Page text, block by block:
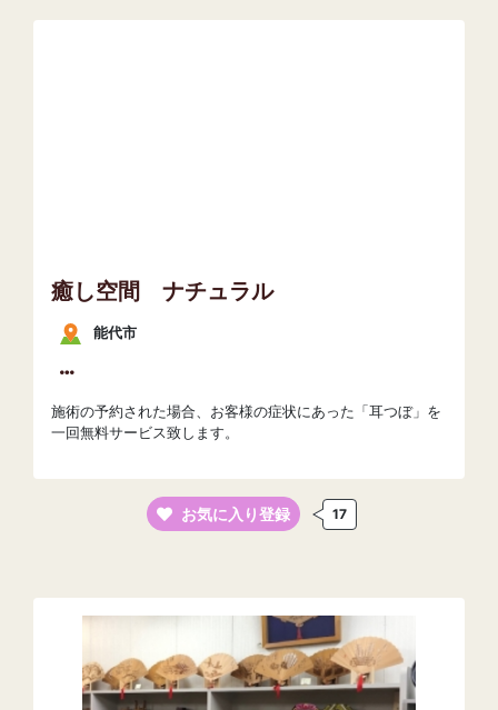
癒し空間 ナチュラル
能代市
施術の予約された場合、お客様の症状にあった「耳つぼ」を
一回無料サービス致します。
お気に入り登録 17